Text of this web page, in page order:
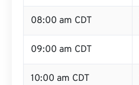
08:00 am CDT
09:00 am CDT
10:00 am CDT